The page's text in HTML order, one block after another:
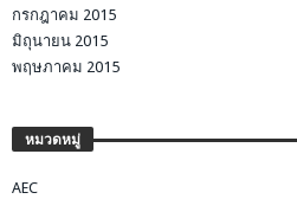
กรกฎาคม 2015
มิถุนายน 2015
พฤษภาคม 2015
หมวดหมู่
AEC